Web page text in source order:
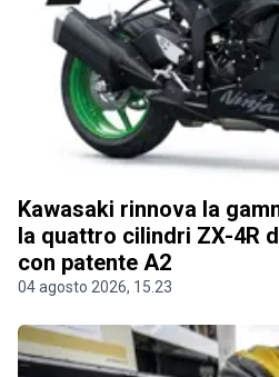
Kawasaki rinnova la
la quattro cilindri ZX-4R
con patente A2
04 agosto 2026, 15.23